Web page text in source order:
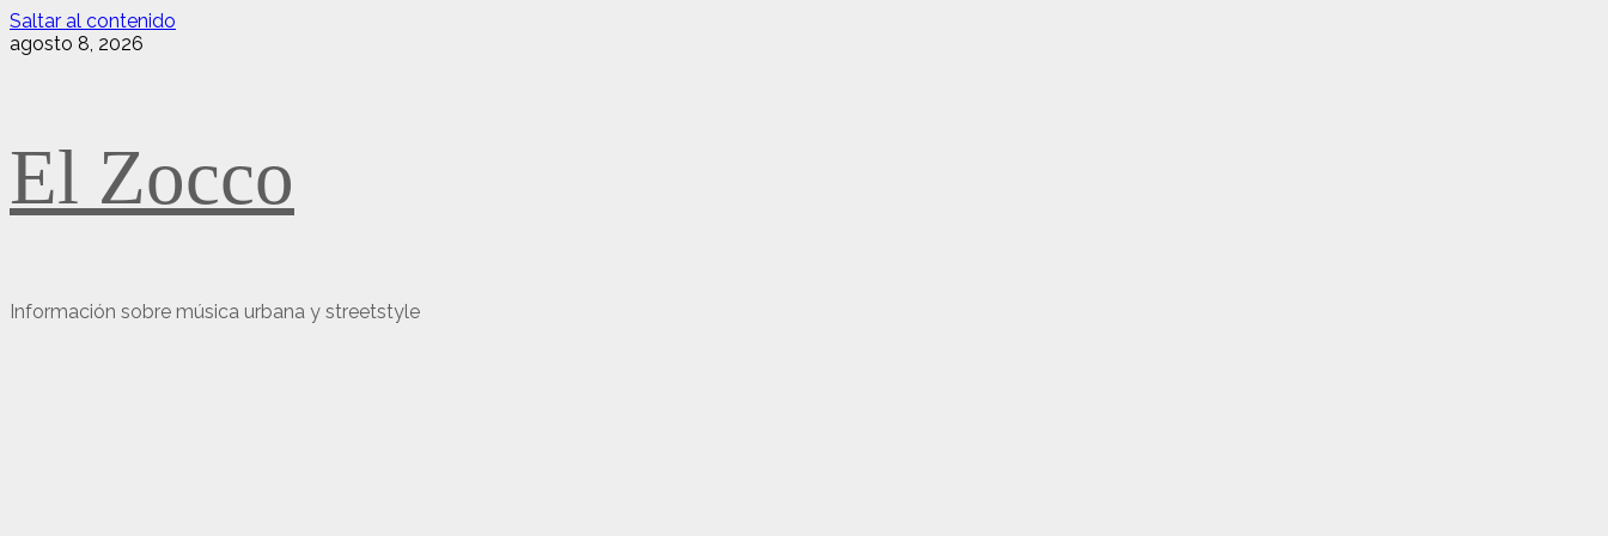
Saltar al contenido
agosto 8, 2026
El Zocco
Información sobre música urbana y streetstyle